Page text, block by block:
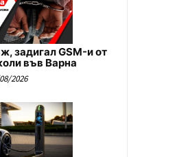
задигал GSM-и от
във Варна
2026